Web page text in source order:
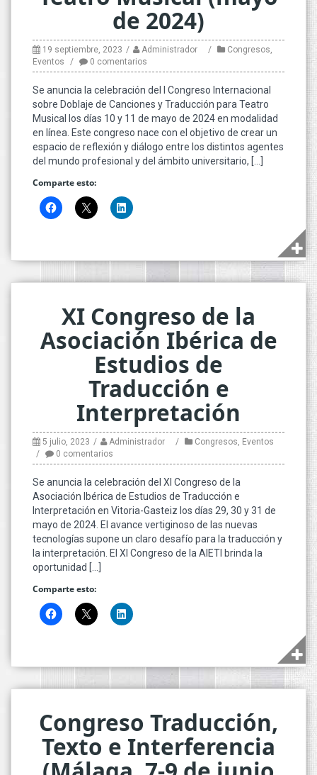
de 2024)
19 septiembre, 2023 Administrador Congresos
Eventos
0 comentarios
Se anuncia la celebración del I Congreso Internacional
sobre Doblaje de Canciones y Traducción para Teatro
Musical los días 10 y 11 de mayo de 2024 en modalidad
en línea. Este congreso nace con el objetivo de crear un
espacio de reflexión y diálogo entre los distintos agentes
del mundo profesional y del ámbito universitario, […]
Comparte esto:
XI Congreso de la
Asociación Ibérica de
Estudios de
Traducción e
Interpretación
5 julio, 2023 Administrador Congresos Eventos
0 comentarios
Se anuncia la celebración del XI Congreso de la
Asociación Ibérica de Estudios de Traducción e
Interpretación en Vitoria-Gasteiz los días 29, 30 y 31 de
mayo de 2024. El avance vertiginoso de las nuevas
tecnologías supone un claro desafío para la traducción y
la interpretación. El XI Congreso de la AIETI brinda la
oportunidad […]
Comparte esto:
Congreso Traducción,
Texto e Interferencia